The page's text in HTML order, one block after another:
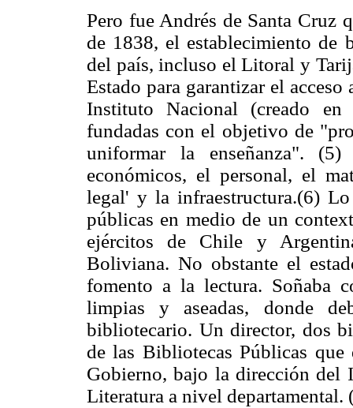
Pero fue Andrés de Santa Cruz
de 1838, el establecimiento de
del país, incluso el Litoral y
Estado para garantizar el
Instituto Nacional (creado
fundadas con el objetivo de
uniformar la enseñanza".
económicos, el personal, el
legal' y la infraestructura.(6)
públicas en medio de un
ejércitos de Chile y
Boliviana. No obstante el
fomento a la lectura. Soñaba
limpias y aseadas, donde
bibliotecario. Un director, dos
de las Bibliotecas Públicas
Gobierno, bajo la dirección del
Literatura a nivel departamental.